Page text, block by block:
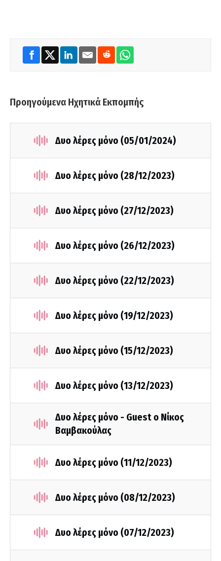
Προηγούμενα Ηχητικά Εκπομπής
Δυο λέρες μόνο (05/01/2024)
Δυο λέρες μόνο (28/12/2023)
Δυο λέρες μόνο (27/12/2023)
Δυο λέρες μόνο (26/12/2023)
Δυο λέρες μόνο (22/12/2023)
Δυο λέρες μόνο (19/12/2023)
Δυο λέρες μόνο (15/12/2023)
Δυο λέρες μόνο (13/12/2023)
Δυο λέρες μόνο - Guest ο Νίκος
Βαμβακούλας
Δυο λέρες μόνο (11/12/2023)
Δυο λέρες μόνο (08/12/2023)
Δυο λέρες μόνο (07/12/2023)